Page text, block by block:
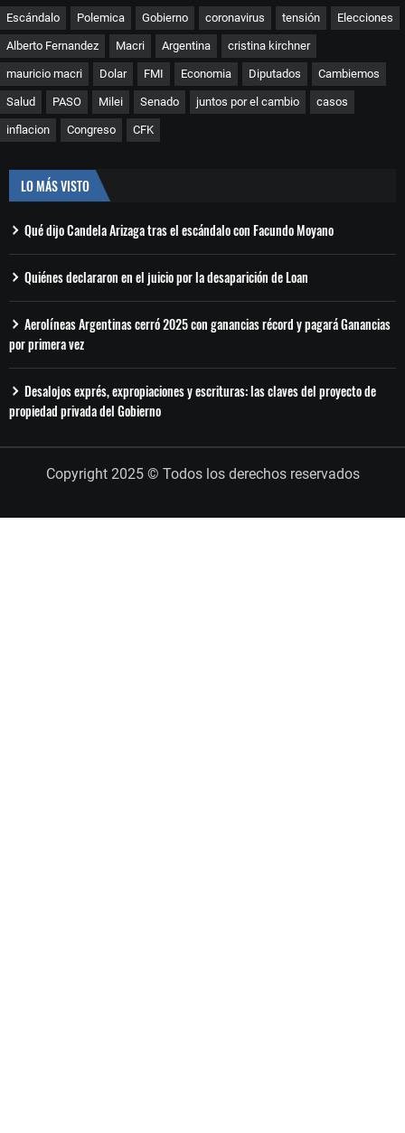
Escándalo Polemica Gobierno coronavirus tensión Elecciones
Alberto Fernandez Macri Argentina cristina kirchner
mauricio macri Dolar FMI Economia Diputados Cambiemos
Salud PASO Milei Senado juntos por el cambio casos
inflacion Congreso CFK
LO MÁS VISTO
Qué dijo Candela Arizaga tras el escándalo con Facundo Moyano
Quiénes declararon en el juicio por la desaparición de Loan
Aerolíneas Argentinas cerró 2025 con ganancias récord y pagará Ganancias
por primera vez
Desalojos exprés, expropiaciones y escrituras: las claves del proyecto de
propiedad privada del Gobierno
Copyright 2025 © Todos los derechos reservados